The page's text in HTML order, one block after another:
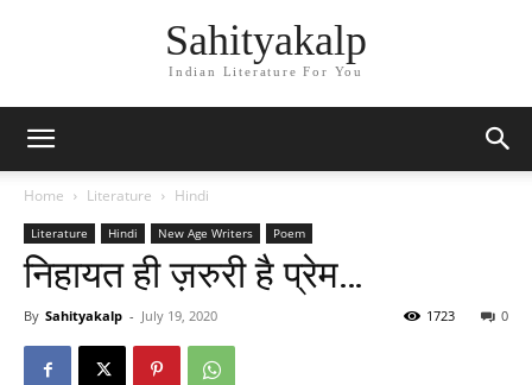
Sahityakalp
Indian Literature For You
Home Literature Hindi
Literature Hindi New Age Writers Poem
निहायत ही ज़रुरी है प्रेम…
By Sahityakalp - July 19, 2020 0
1723